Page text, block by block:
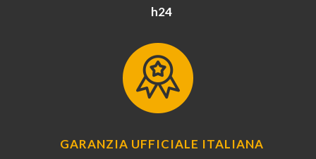
h24
GARANZIA UFFICIALE ITALIANA